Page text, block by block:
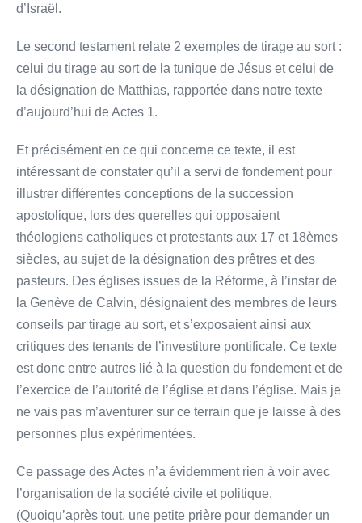
d’Israël.
Le second testament relate 2 exemples de tirage au sort :
celui du tirage au sort de la tunique de Jésus et celui de
la désignation de Matthias, rapportée dans notre texte
d’aujourd’hui de Actes 1.
Et précisément en ce qui concerne ce texte, il est
intéressant de constater qu’il a servi de fondement pour
illustrer différentes conceptions de la succession
apostolique, lors des querelles qui opposaient
théologiens catholiques et protestants aux 17 et 18èmes
siècles, au sujet de la désignation des prêtres et des
pasteurs. Des églises issues de la Réforme, à l’instar de
la Genève de Calvin, désignaient des membres de leurs
conseils par tirage au sort, et s’exposaient ainsi aux
critiques des tenants de l’investiture pontificale. Ce texte
est donc entre autres lié à la question du fondement et de
l’exercice de l’autorité de l’église et dans l’église. Mais je
ne vais pas m’aventurer sur ce terrain que je laisse à des
personnes plus expérimentées.
Ce passage des Actes n’a évidemment rien à voir avec
l’organisation de la société civile et politique.
(Quoiqu’après tout, une petite prière pour demander un